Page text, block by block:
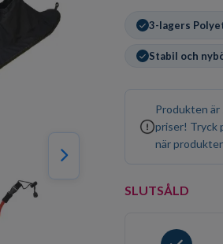
3-lagers
Stabil och
Produkten är
priser! Tryck
när
SLUTSÅLD